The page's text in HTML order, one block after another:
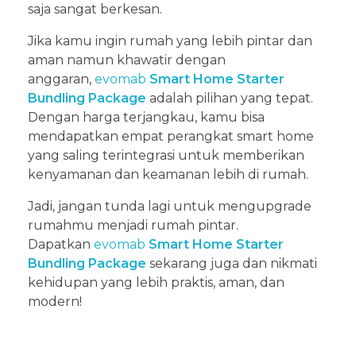
saja sangat berkesan.
Jika kamu ingin rumah yang lebih pintar dan
aman namun khawatir dengan
anggaran, evomab Smart Home Starter
Bundling Package adalah pilihan yang tepat.
Dengan harga terjangkau, kamu bisa
mendapatkan empat perangkat smart home
yang saling terintegrasi untuk memberikan
kenyamanan dan keamanan lebih di rumah.
Jadi, jangan tunda lagi untuk mengupgrade
rumahmu menjadi rumah pintar.
Dapatkan evomab Smart Home Starter
Bundling Package sekarang juga dan nikmati
kehidupan yang lebih praktis, aman, dan
modern!